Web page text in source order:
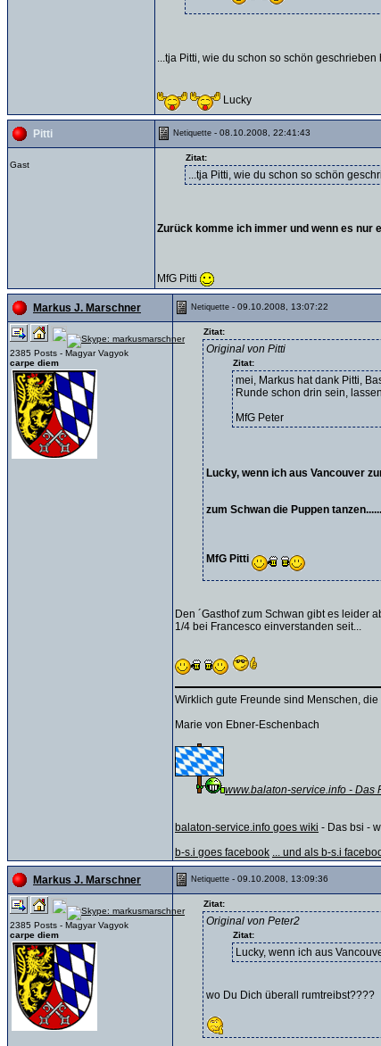
...tja Pitti, wie du schon so schön
Lucky
Pitti Netiquette - 08.10.2008, 22:41:43
Gast
Zitat:
...tja Pitti, wie du schon so schön
Zurück komme ich immer und wenn es nur
MfG Pitti
Markus J. Marschner Netiquette - 09.10.2008, 13:07:22
2385 Posts - Magyar Vagyok
carpe diem
Zitat:
Original von Pitti
Zitat:
mei, Markus hat dank Pitti,
Runde schon drin sein,
MfG Peter
Lucky, wenn ich aus Vancouver
zum Schwan die Puppen
MfG Pitti
Den ´Gasthof zum Schwan gibt es leider
1/4 bei Francesco einverstanden seit...
Wirklich gute Freunde sind Menschen,
Marie von Ebner-Eschenbach
www.balaton-service.info - Das
balaton-service.info goes wiki - Das bsi -
b-s.i goes facebook ... und als b-s.i
Markus J. Marschner Netiquette - 09.10.2008, 13:09:36
2385 Posts - Magyar Vagyok
carpe diem
Zitat:
Original von Peter2
Zitat:
Lucky, wenn ich aus
wo Du Dich überall rumtreibst????